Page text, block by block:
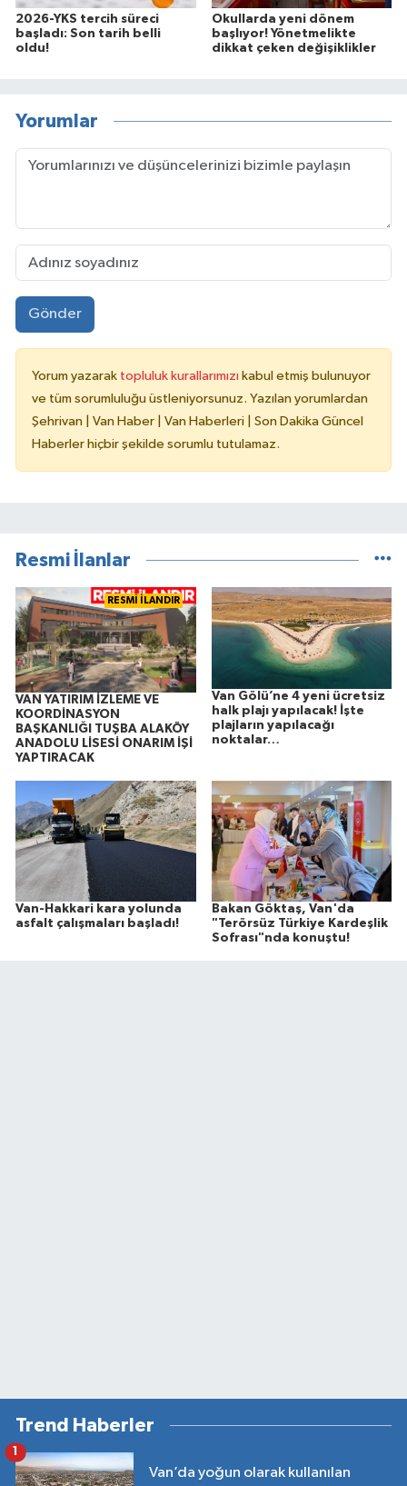
2026-YKS tercih süreci
başladı: Son tarih belli
oldu!
Okullarda yeni dönem
başlıyor! Yönetmelikte
dikkat çeken değişiklikler
Yorumlar
Gönder
Yorum yazarak topluluk kurallarımızı kabul etmiş bulunuyor
ve tüm sorumluluğu üstleniyorsunuz. Yazılan yorumlardan
Şehrivan | Van Haber | Van Haberleri | Son Dakika Güncel
Haberler hiçbir şekilde sorumlu tutulamaz.
Resmi İlanlar
RESMİ İLANDIR
VAN YATIRIM İZLEME VE
KOORDİNASYON
BAŞKANLIĞI TUŞBA ALAKÖY
ANADOLU LİSESİ ONARIM İŞİ
YAPTIRACAK
Van Gölü’ne 4 yeni ücretsiz
halk plajı yapılacak! İşte
plajların yapılacağı
noktalar…
Van-Hakkari kara yolunda
asfalt çalışmaları başladı!
Bakan Göktaş, Van'da
"Terörsüz Türkiye Kardeşlik
Sofrası"nda konuştu!
Trend Haberler
Van’da yoğun olarak kullanılan
1